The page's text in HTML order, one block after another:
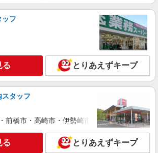
カー・バイク通勤もOK！（規定あり）
詳細を見る
2093071
＜矢野駅＞元気も、プライベートも諦めない＊
3〜OK/看護助手
時給1350円〜1937円 ＜日払い有/週払い有/交
広島市安芸区内に多数
詳細を見る
ッフ
る とりあえずキープ
タッフ
前橋市・高崎市・伊勢崎市・太田市・館林市
る とりあえずキープ